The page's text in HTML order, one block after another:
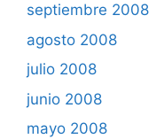
septiembre 2008
agosto 2008
julio 2008
junio 2008
mayo 2008